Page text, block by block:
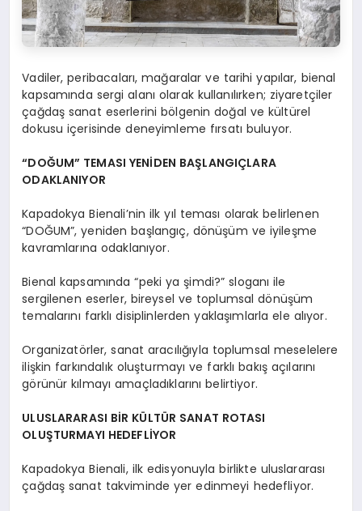
Vadiler, peribacaları, mağaralar ve tarihi yapılar, bienal
kapsamında sergi alanı olarak kullanılırken; ziyaretçiler
çağdaş sanat eserlerini bölgenin doğal ve kültürel
dokusu içerisinde deneyimleme fırsatı buluyor.
“DOĞUM” TEMASI YENİDEN BAŞLANGIÇLARA
ODAKLANIYOR
Kapadokya Bienali’nin ilk yıl teması olarak belirlenen
“DOĞUM”, yeniden başlangıç, dönüşüm ve iyileşme
kavramlarına odaklanıyor.
Bienal kapsamında “peki ya şimdi?” sloganı ile
sergilenen eserler, bireysel ve toplumsal dönüşüm
temalarını farklı disiplinlerden yaklaşımlarla ele alıyor.
Organizatörler, sanat aracılığıyla toplumsal meselelere
ilişkin farkındalık oluşturmayı ve farklı bakış açılarını
görünür kılmayı amaçladıklarını belirtiyor.
ULUSLARARASI BİR KÜLTÜR SANAT ROTASI
OLUŞTURMAYI HEDEFLİYOR
Kapadokya Bienali, ilk edisyonuyla birlikte uluslararası
çağdaş sanat takviminde yer edinmeyi hedefliyor.